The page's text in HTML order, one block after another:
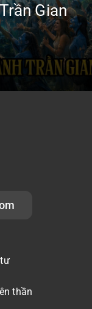
Gian
thần